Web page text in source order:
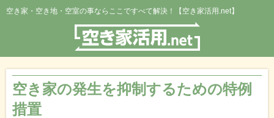
空き家・空き地・空室の事ならここですべて解決！【空き家活用.net】
空き家の発生を抑制するための特例
措置